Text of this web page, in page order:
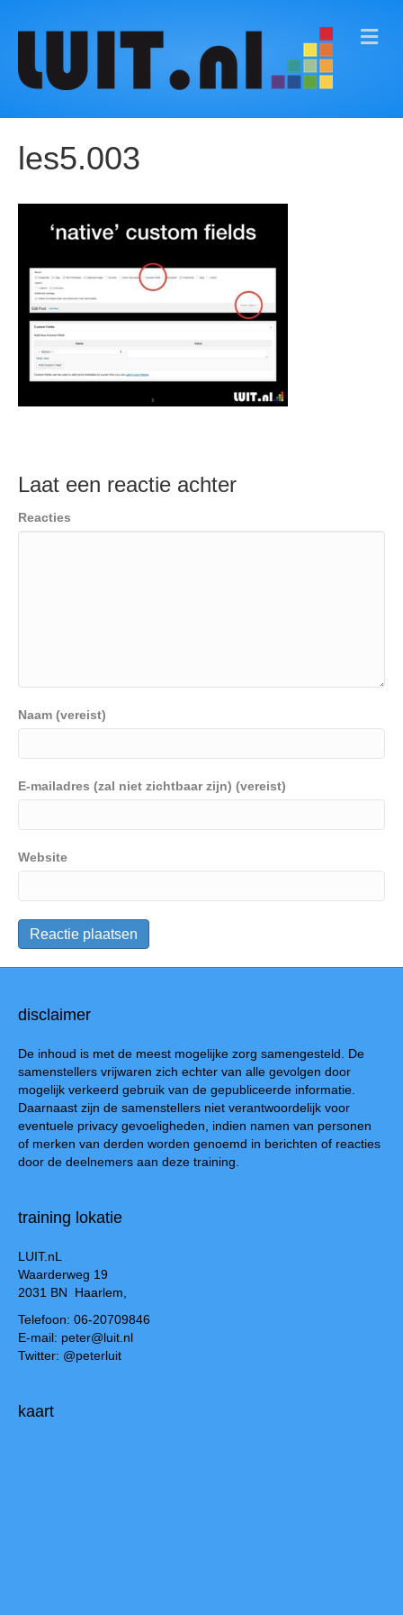
M
E
les5.003
Laat een reactie achter
Reacties
Naam (vereist)
E-mailadres (zal niet zichtbaar zijn) (vereist)
Website
disclaimer
De inhoud is met de meest mogelijke zorg samengesteld. De
samenstellers vrijwaren zich echter van alle gevolgen door
mogelijk verkeerd gebruik van de gepubliceerde informatie.
Daarnaast zijn de samenstellers niet verantwoordelijk voor
eventuele privacy gevoeligheden, indien namen van personen
of merken van derden worden genoemd in berichten of reacties
door de deelnemers aan deze training.
training lokatie
LUIT.nL
Waarderweg 19
2031 BN Haarlem,
Telefoon: 06-20709846
E-mail: peter@luit.nl
Twitter: @peterluit
kaart